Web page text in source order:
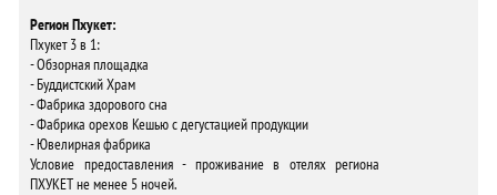
Регион Пхукет:
Пхукет 3 в 1:
- Обзорная площадка
- Буддистский Храм
- Фабрика здорового сна
- Фабрика орехов Кешью с дегустацией продукции
- Ювелирная фабрика
Условие предоставления - проживание в отелях региона
ПХУКЕТ не менее 5 ночей.